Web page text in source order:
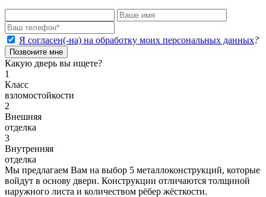
Я согласен(-на) на обработку моих персональных данных?
Позвоните мне
Какую дверь вы ищете?
1
Класс
взломостойкости
2
Внешняя
отделка
3
Внутренняя
отделка
Мы предлагаем Вам на выбор 5 металлоконструкций, которые
войдут в основу двери. Конструкции отличаются толщиной
наружного листа и количеством рёбер жёсткости.